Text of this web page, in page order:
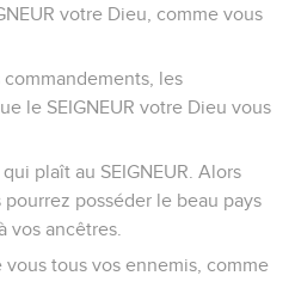
votre Dieu, comme vous
les
le SEIGNEUR votre Dieu vous
plaît au SEIGNEUR. Alors
posséder le beau pays
vos ancêtres.
tous vos ennemis, comme